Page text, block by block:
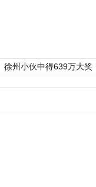
徐州小伙中得639万大奖